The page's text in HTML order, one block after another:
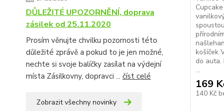
DŮLEŽITÉ UPOZORNĚNÍ, doprava
zásilek od 25.11.2020
Prosím věnujte chvilku pozornosti této
důležité zprávě a pokud to je jen možné,
nechte si svoje balíčky zasílat na výdejní
místa Zásilkovny, dopravci ... číst celé
Zobrazit všechny novinky
košíček
do auta.
...
169
140 Kč